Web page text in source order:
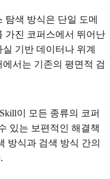
탐색 방식은 단일 도메
가진 코퍼스에서 뛰어난
기반 데이터나 위계
서는 기존의 평면적 검
이 모든 종류의 코퍼
있는 보편적인 해결책
방식과 검색 방식 간의